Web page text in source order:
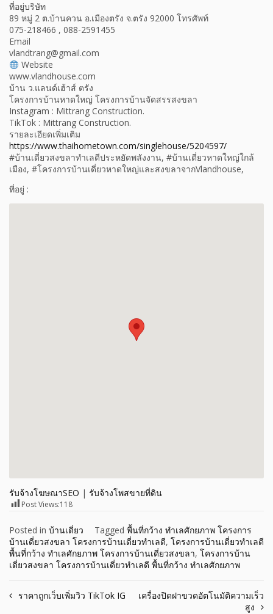
ที่อยู่บริษัท
89 หมู่ 2 ต.บ้านควน อ.เมืองตรัง จ.ตรัง 92000 โทรศัพท์
075-218466 , 088-2591455
Email
vlandtrang@gmail.com
Website
www.vlandhouse.com
บ้าน ว.แลนด์เฮ้าส์ ตรัง
โครงการบ้านหาดใหญ่ โครงการบ้านจัดสรรสงขลา
Instagram : Mittrang Construction.
TikTok : Mittrang Construction.
รายละเอียดเพิ่มเติม
https://www.thaihometown.com/singlehouse/5204597/
#บ้านเดี่ยวสงขลาทำเลดีประหยัดพลังงาน, #บ้านเดี่ยวหาดใหญ่ใกล้
เมือง, #โครงการบ้านเดี่ยวหาดใหญ่และสงขลาจากVlandhouse,
ที่อยู่ :
รับจ้างโฆษณาSEO | รับจ้างโพสขายที่ดิน
Post Views:118
Posted in บ้านเดี่ยว Tagged พื้นที่กว้าง ทำเลศักยภาพ โครงการ
บ้านเดี่ยวสงขลา โครงการบ้านเดี่ยวทำเลดี, โครงการบ้านเดี่ยวทำเลดี
พื้นที่กว้าง ทำเลศักยภาพ โครงการบ้านเดี่ยวสงขลา, โครงการบ้าน
เดี่ยวสงขลา โครงการบ้านเดี่ยวทำเลดี พื้นที่กว้าง ทำเลศักยภาพ
Post
ราคาถูกเว็บเพิ่มวิว TikTok IG
เครื่องปิดฝาขวดอัตโนมัติความเร็ว
สูง